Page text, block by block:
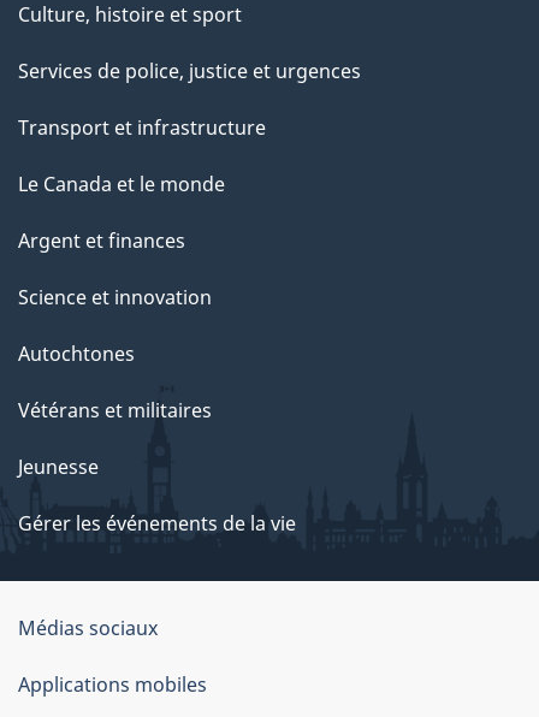
Culture, histoire et sport
Services de police, justice et urgences
Transport et infrastructure
Le Canada et le monde
Argent et finances
Science et innovation
Autochtones
Vétérans et militaires
Jeunesse
Gérer les événements de la vie
Organisation
du
gouvernement
Médias sociaux
Applications mobiles